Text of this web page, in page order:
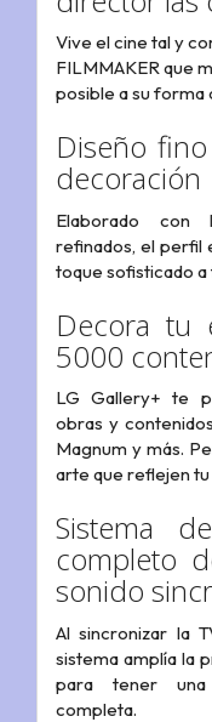
Vive el cine tal y
FILMMAKER que
posible a su forma
Diseño
decoración
Elaborado con
refinados, el perfil
toque sofisticado a
Decora tu
5000
LG Gallery+ te
obras y
Magnum y más.
arte que reflejen tu
Sistema
completo
sonido
Al sincronizar la
sistema amplía la
para tener una
completa.